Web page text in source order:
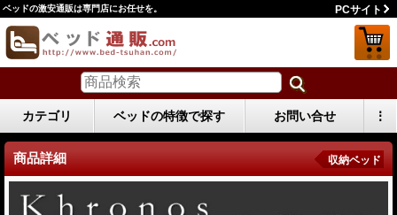
ベッドの激安通販は専門店にお任せを。 PCサイト
カテゴリ ベッドの特徴で探す お問い合せ ⋮
商品詳細 収納ベッド